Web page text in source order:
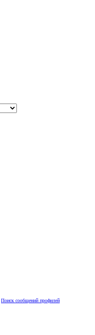
Поиск сообщений профилей